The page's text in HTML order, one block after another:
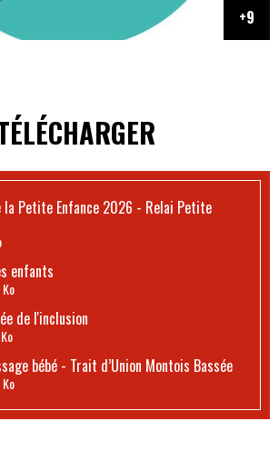
la Petite Enfance 2026 - Relai Petite
enfants
de l'inclusion
bébé - Trait d’Union Montois Bassée